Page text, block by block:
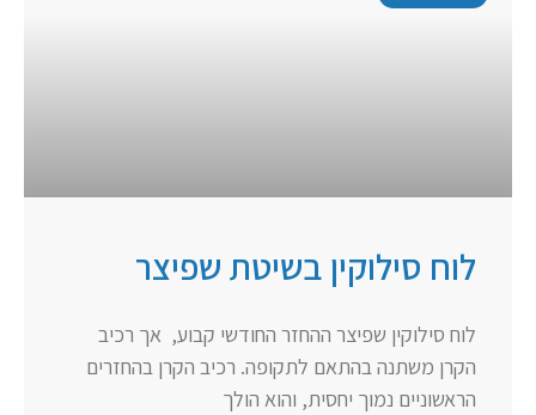
לוח סילוקין בשיטת שפיצר
לוח סילוקין שפיצר ההחזר החודשי קבוע, אך רכיב
הקרן משתנה בהתאם לתקופה. רכיב הקרן בהחזרים
הראשוניים נמוך יחסית, והוא הולך